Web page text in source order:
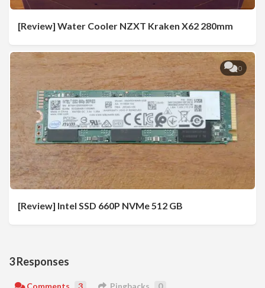
[Review] Water Cooler NZXT Kraken X62 280mm
0
[Review] Intel SSD 660P NVMe 512 GB
3 Responses